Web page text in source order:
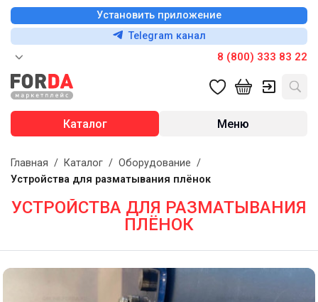
Установить приложение
Telegram канал
8 (800) 333 83 22
Каталог Меню
Главная / Каталог / Оборудование /
Устройства для разматывания плёнок
УСТРОЙСТВА ДЛЯ РАЗМАТЫВАНИЯ
ПЛЁНОК